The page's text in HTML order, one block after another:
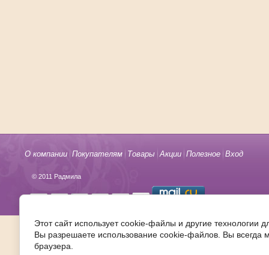
О компании Покупателям Товары Акции Полезное Вход
© 2011 Радмила
Этот сайт использует cookie-файлы и другие
Вы разрешаете использование cookie-файлов. Вы всегда
браузера.